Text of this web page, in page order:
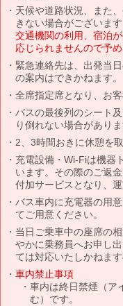
天候や道路状況、また
きない場合がございます
交通機関の利用、宿泊
応じられませんので予め
緊急連絡先は、出発当
の案内はできかねます。
全席指定席となり、お
バスの最後列のシート
り倒れない場合がありま
2、3時間おきに休憩を取
充電設備・Wi-Fiは機器
います。その際のご返
付加サービスとなり、
バス車内に充電器の用
てご用意ください。
当日ご乗車中の座席の
やかに乗務員へお申し
ては対応いたしかねま
車内禁止事項
車内は終日禁煙（ア
む）です。